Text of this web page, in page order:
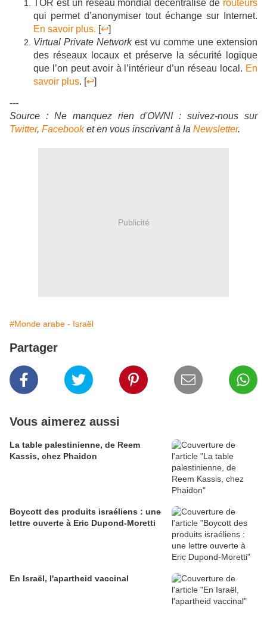
TOR est un réseau mondial décentralisé de routeurs
qui permet d’anonymiser tout échange sur Internet.
En savoir plus. [↩]
Virtual Private Networkest vu comme une extension
des réseaux locaux et préserve la sécurité logique
que l’on peut avoir à l’intérieur d’un réseau local. En
savoir plus. [↩]
---
Source : Ne manquez rien d'OWNI : suivez-nous sur
Twitter, Facebooket en vous inscrivant à la Newsletter.
Publicité
#Monde arabe - Israël
Partager
Vous aimerez aussi
La table palestinienne, de Reem
Kassis, chez Phaidon
Boycott des produits israéliens : une
lettre ouverte à Eric Dupond-Moretti
En Israël, l'apartheid vaccinal